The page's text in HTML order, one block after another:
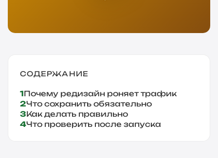
СОДЕРЖАНИЕ
Почему редизайн роняет трафик
Что сохранить обязательно
Как делать правильно
Что проверить после запуска